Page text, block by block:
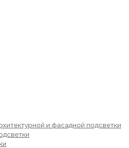
и фасадной подсветки